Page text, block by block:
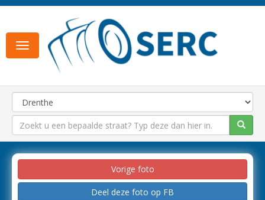
Toggle
navigation
Vorige foto
Deel deze foto op FB